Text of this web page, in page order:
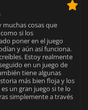
muchas cosas que
si los
poner en el juego
y aún así funciona.
Estoy realmente
en un juego de
tiene algunas
más bien floja y los
un gran juego si te lo
simplemente a través